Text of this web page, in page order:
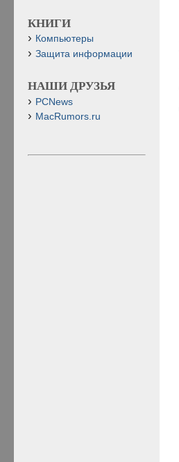
КНИГИ
Компьютеры
Защита информации
НАШИ ДРУЗЬЯ
PCNews
MacRumors.ru